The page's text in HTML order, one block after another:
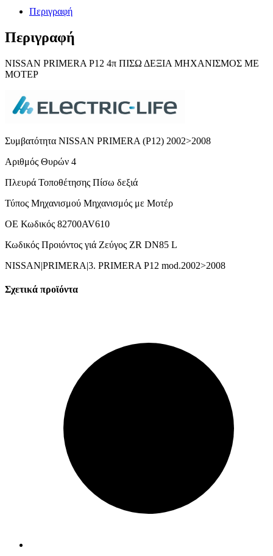
Περιγραφή
Περιγραφή
NISSAN PRIMERA P12 4π ΠΙΣΩ ΔΕΞΙΑ ΜΗΧΑΝΙΣΜΟΣ ΜΕ
ΜΟΤΕΡ
Συμβατότητα NISSAN PRIMERA (P12) 2002>2008
Αριθμός Θυρών 4
Πλευρά Τοποθέτησης Πίσω δεξιά
Τύπος Μηχανισμού Μηχανισμός με Μοτέρ
ΟΕ Κωδικός 82700AV610
Κωδικός Προιόντος γιά Ζεύγος ZR DN85 L
NISSAN|PRIMERA|3. PRIMERA P12 mod.2002>2008
Σχετικά προϊόντα